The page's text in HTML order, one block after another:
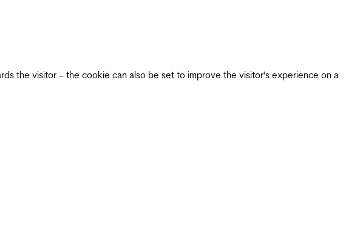
the visitor – the cookie can also be set to improve the visitor's experience on a